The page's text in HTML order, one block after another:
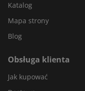
Katalog
Mapa strony
Blog
Obsługa klienta
Jak kupować